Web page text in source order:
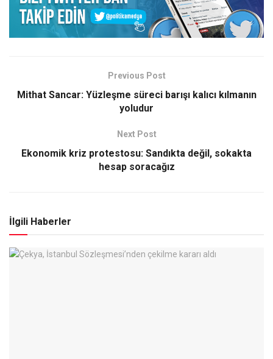
Previous Post
Mithat Sancar: Yüzleşme süreci barışı kalıcı kılmanın
yoludur
Next Post
Ekonomik kriz protestosu: Sandıkta değil, sokakta
hesap soracağız
İlgili Haberler